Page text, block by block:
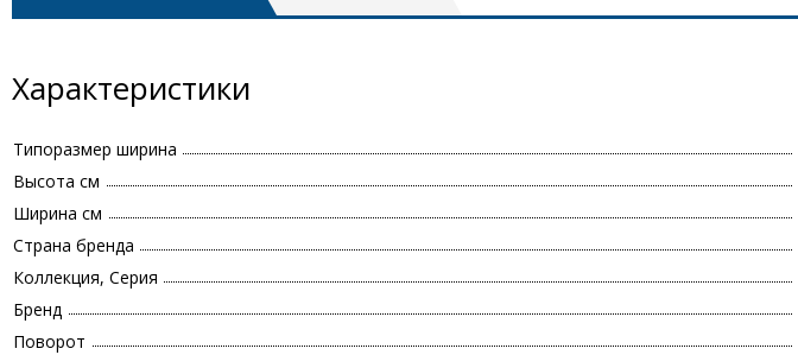
Характеристики
Типоразмер ширина
Высота см
Ширина см
Страна бренда
Коллекция, Серия
Бренд
Поворот